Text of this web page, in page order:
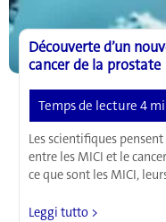
Découverte d’un
cancer de la prostate
Les scientifiques
entre les MICI et le
ce que sont les MICI,
Découverte
Leggi tutto >